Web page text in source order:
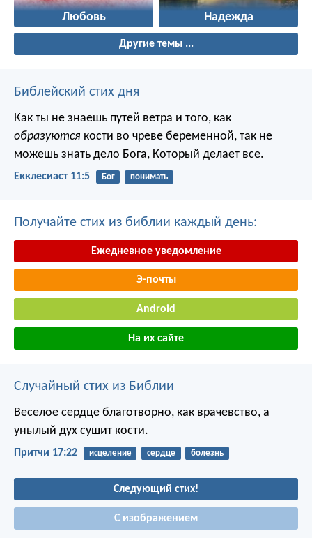
Любовь Надежда
Другие темы ...
Библейский стих дня
Как ты не знаешь путей ветра и того, как
образуются кости во чреве беременной, так не
можешь знать дело Бога, Который делает все.
Екклесиаст 11:5 Бог понимать
Получайте стих из библии каждый день:
Ежедневное уведомление
Э-почты
Android
На их сайте
Случайный стих из Библии
Веселое сердце благотворно, как врачевство, а
унылый дух сушит кости.
Притчи 17:22 исцеление сердце болезнь
Следующий стих!
С изображением